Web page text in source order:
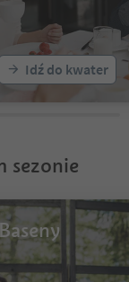
Idź do kwater
sezonie